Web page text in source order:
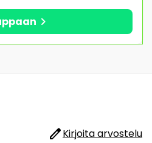
chevron_right
editKirjoita arvostelu